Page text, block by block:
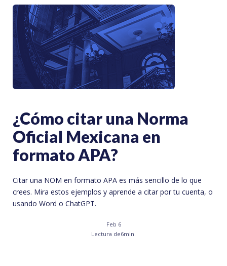
¿Cómo citar una Norma
Oficial Mexicana en
formato APA?
Citar una NOM en formato APA es más sencillo de lo que
crees. Mira estos ejemplos y aprende a citar por tu cuenta, o
usando Word o ChatGPT.
Feb 6
Lectura de6min.